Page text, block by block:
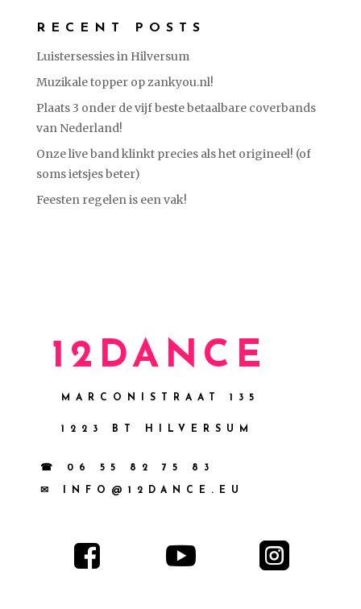
RECENT POSTS
Luistersessies in Hilversum
Muzikale topper op zankyou.nl!
Plaats 3 onder de vijf beste betaalbare coverbands
van Nederland!
Onze live band klinkt precies als het origineel! (of
soms ietsjes beter)
Feesten regelen is een vak!
12DANCE
MARCONISTRAAT 135
1223 BT HILVERSUM
☎ 06 55 82 75 83
✉ INFO@12DANCE.EU
  